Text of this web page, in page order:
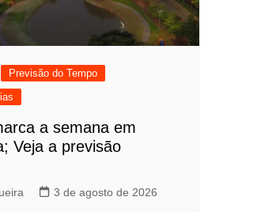
Previsão do Tempo
a semana em
Veja a previsão
3 de agosto de 2026